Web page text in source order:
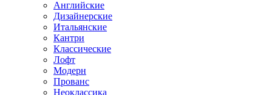
Английские
Дизайнерские
Итальянские
Кантри
Классические
Лофт
Модерн
Прованс
Неоклассика